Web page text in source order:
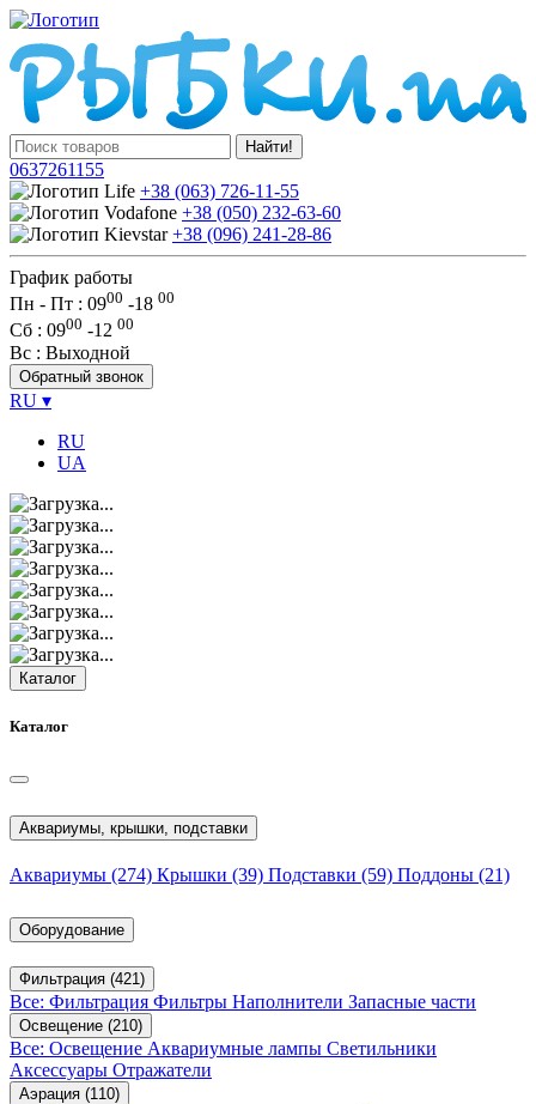
Найти!
0637261155
+38 (063) 726-11-55
+38 (050) 232-63-60
+38 (096) 241-28-86
График работы
Пн - Пт : 0900 -18 00
Сб : 0900 -12 00
Вс : Выходной
Обратный звонок
RU ▾
RU
UA
Каталог
Каталог
Аквариумы, крышки, подставки
Аквариумы (274) Крышки (39) Подставки (59) Поддоны (21)
Оборудование
Фильтрация (421)
Все: Фильтрация Фильтры Наполнители Запасные части
Освещение (210)
Все: Освещение Аквариумные лампы Светильники
Аксессуары Отражатели
Аэрация (110)